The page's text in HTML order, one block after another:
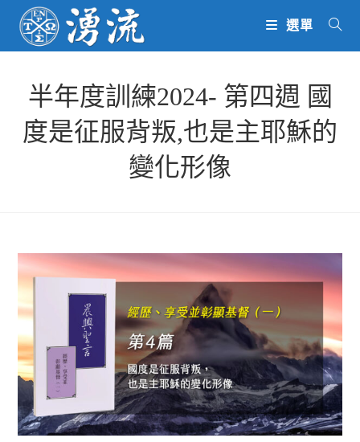
content
選單
半年度訓練2024- 第四週 國
度是征服背叛,也是主耶穌的
變化形像